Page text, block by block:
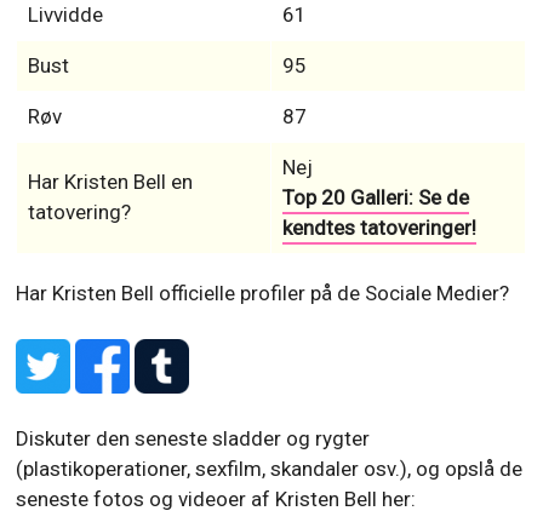
Livvidde 61
Bust 95
Røv 87
Har Kristen Bell en
tatovering?
Nej
Top 20 Galleri: Se de
kendtes tatoveringer!
Har Kristen Bell officielle profiler på de Sociale Medier?
Diskuter den seneste sladder og rygter
(plastikoperationer, sexfilm, skandaler osv.), og opslå de
seneste fotos og videoer af Kristen Bell her: